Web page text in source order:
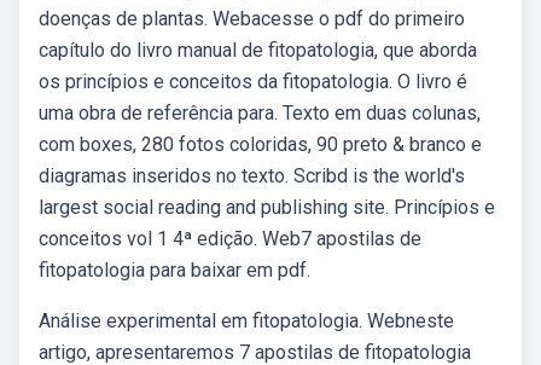
doenças de plantas. Webacesse o pdf do primeiro
capítulo do livro manual de fitopatologia, que aborda
os princípios e conceitos da fitopatologia. O livro é
uma obra de referência para. Texto em duas colunas,
com boxes, 280 fotos coloridas, 90 preto & branco e
diagramas inseridos no texto. Scribd is the world's
largest social reading and publishing site. Princípios e
conceitos vol 1 4ª edição. Web7 apostilas de
fitopatologia para baixar em pdf.
Análise experimental em fitopatologia. Webneste
artigo, apresentaremos 7 apostilas de fitopatologia